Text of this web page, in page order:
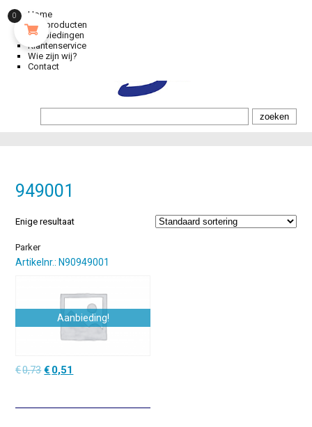
Home
Alle producten
Aanbiedingen
Klantenservice
Wie zijn wij?
Contact
949001
Enige resultaat
Parker
Artikelnr.: N90949001
Aanbieding!
€0,73Oorspronkelijke
€0,73.
€ 0,51
€0,51.
0